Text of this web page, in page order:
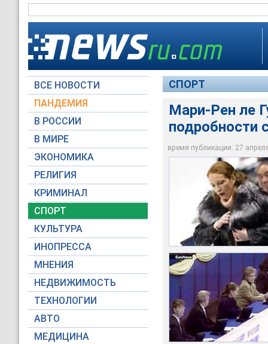
ВСЕ НОВОСТИ
ПАНДЕМИЯ
В РОССИИ
В МИРЕ
ЭКОНОМИКА
РЕЛИГИЯ
КРИМИНАЛ
СПОРТ
КУЛЬТУРА
ИНОПРЕССА
МНЕНИЯ
НЕДВИЖИМОСТЬ
ТЕХНОЛОГИИ
АВТО
МЕДИЦИНА
СПОРТ
Мари-Рен ле
подробности
время публикации: 27
Французская судья
Архив NTVRU.com
Мари-Рен обещает
факты,
Архив NTVRU.com
Ле Гунь вновь
повторился бы
Архив NTVRU.com